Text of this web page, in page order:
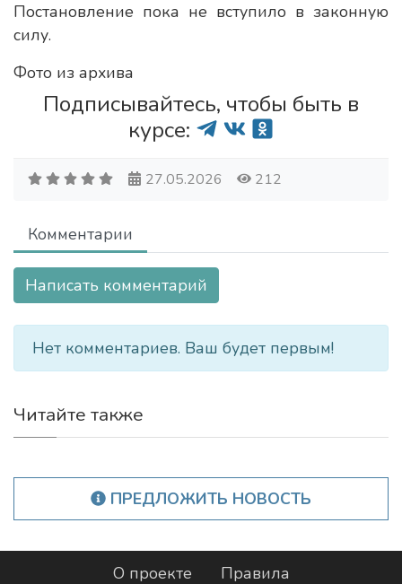
Постановление пока не вступило в законную
силу.
Фото из архива
Подписывайтесь, чтобы быть в
курсе:
27.05.2026 212
Комментарии
Написать комментарий
Нет комментариев. Ваш будет первым!
Читайте также
ПРЕДЛОЖИТЬ НОВОСТЬ
О проекте
Правила